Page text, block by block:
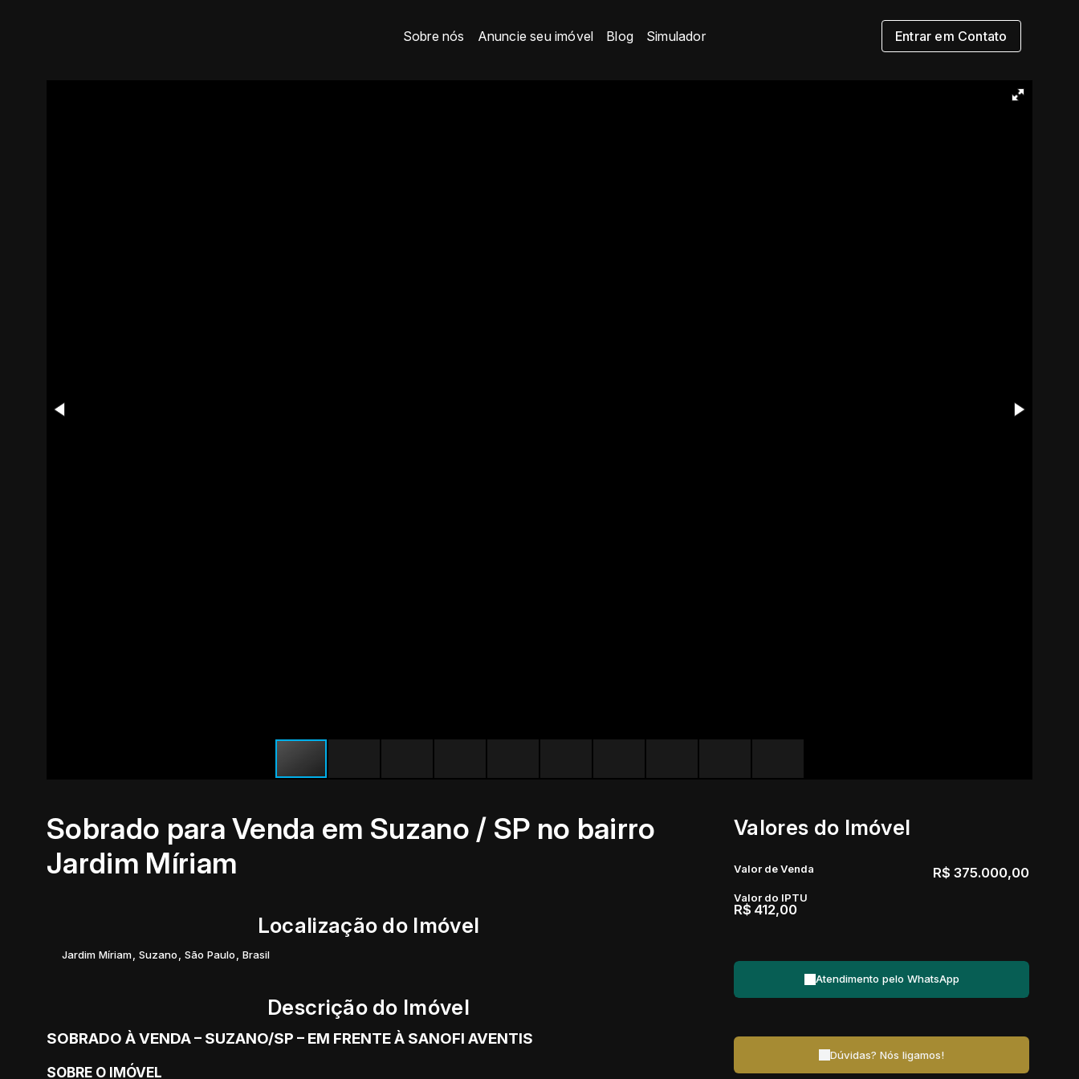
Entrar em Contato
Simulador
Blog
Anuncie seu imóvel
Sobre nós
Sobrado para Venda em Suzano / SP no bairro
Jardim Míriam
Localização do Imóvel
Jardim Míriam Suzano São Paulo Brasil
Descrição do Imóvel
SOBRADO À VENDA – SUZANO/SP – EM FRENTE À SANOFI AVENTIS
SOBRE O IMÓVEL
Valores do Imóvel
R$ 375.000,00
Valor de Venda
Valor do IPTU
R$ 412,00
Atendimento pelo WhatsApp
Dúvidas? Nós ligamos!